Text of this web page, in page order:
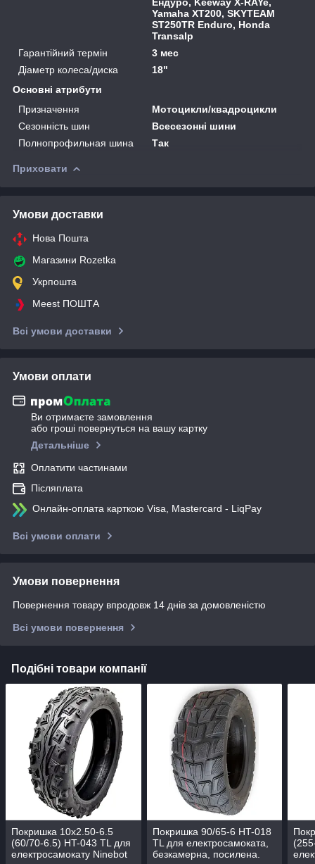
Yamaha XT200, SKYTEAM
ST250TR Enduro, Honda
Transalp
Гарантійний термін
3 мес
Діаметр колеса/диска
18"
Основні атрибути
Призначення
Мотоцикли/квадроцикли
Сезонність шин
Всесезонні шини
Полнопрофильная шина
Так
Приховати
Умови доставки
Нова Пошта
Магазини Rozetka
Укрпошта
Meest ПОШТА
Всі умови доставки
Умови оплати
Ви отримаєте замовлення
або гроші повернуться на вашу картку
Детальніше
Оплатити частинами
Післяплата
Онлайн-оплата карткою Visa, Mastercard - LiqPay
Всі умови оплати
Умови повернення
Повернення товару впродовж 14 днів за домовленістю
Всі умови повернення
Подібні товари компанії
Покришка 10x2.50-6.5
(60/70-6.5) HT-043 TL для
електросамокату Ninebot
Покришка 90/65-6 HT-018
TL для електросамоката,
безкамерна, посилена.